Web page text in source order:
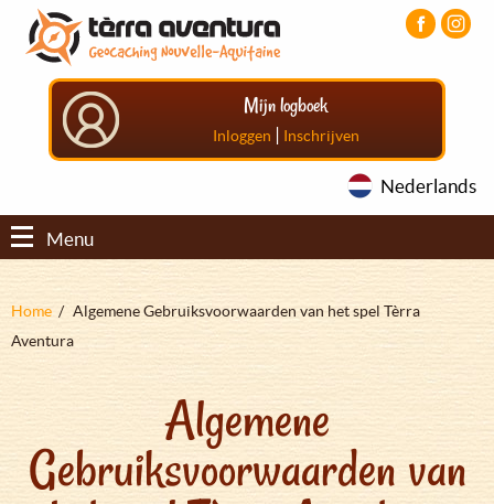
Overslaan
naar
Aller
menu
principal
Aller
pied
Mijn logboek
Inloggen | Inschrijven
Nederlands
Menu
Kruimelpad
Home
Algemene Gebruiksvoorwaarden van het spel Tèrra
Aventura
Algemene
Gebruiksvoorwaarden van